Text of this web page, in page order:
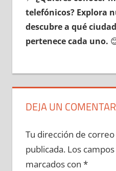
telefónicos? Explora
descubre а qué
pertenece cada uno.
DEJA UN
Tu dirección de
publicada. Los
marcados con *